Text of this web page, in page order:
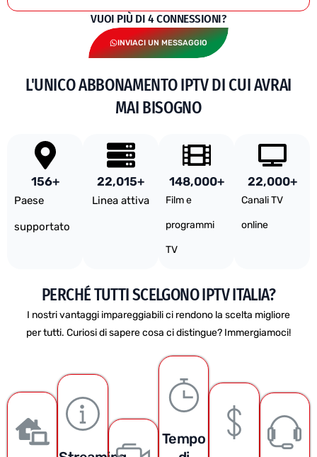
VUOI PIÙ DI 4 CONNESSIONI?
INVIACI UN MESSAGGIO
L'UNICO ABBONAMENTO IPTV DI CUI AVRAI
MAI BISOGNO
Paese
supportato
156+
Linea attiva
22,015+
Film e
programmi
TV
148,000+
Canali TV
online
22,000+
PERCHÉ TUTTI SCELGONO IPTV ITALIA?
I nostri vantaggi impareggiabili ci rendono la scelta migliore
per tutti. Curiosi di sapere cosa ci distingue? Immergiamoci!
Tempo